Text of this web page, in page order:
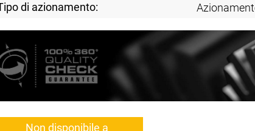
di azionamento:
Non disponibile a